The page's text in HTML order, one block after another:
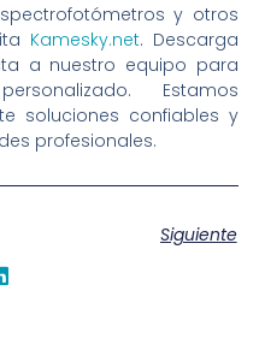
y otros
Kamesky.net. Descarga
a nuestro equipo para
Estamos
soluciones confiables y
profesionales.
Siguiente